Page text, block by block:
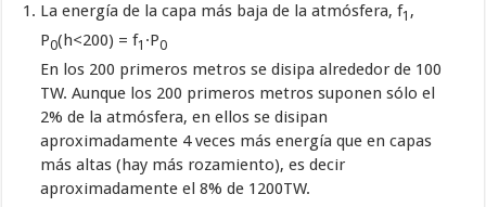
La energía de la capa más baja de la atmósfera, f1,
P0(h<200) = f1 ·P0
En los 200 primeros metros se disipa alrededor de 100
TW. Aunque los 200 primeros metros suponen sólo el
2% de la atmósfera, en ellos se disipan
aproximadamente 4 veces más energía que en capas
más altas (hay más rozamiento), es decir
aproximadamente el 8% de 1200TW.